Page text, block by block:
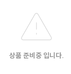
상품 준비중 입니다.